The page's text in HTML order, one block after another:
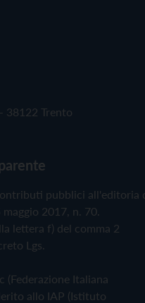
38122 Trento
pubblici all'editoria
2017, n. 70.
lettera f) del comma 2
Lgs.
(Federazione Italiana
allo IAP (Istituto